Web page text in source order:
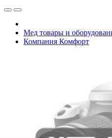
Мед товары и
Компания Комфорт